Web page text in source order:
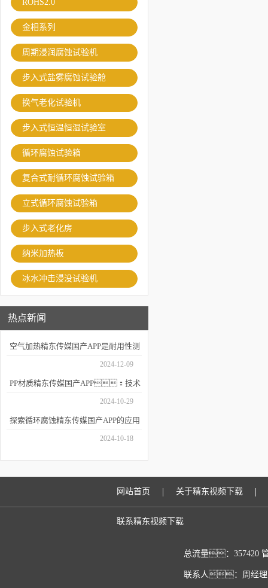
ROHS2.0
金相系列
周期浸润腐蚀试验机
步入式盐雾腐蚀试验舱
换气老化试验机
步入式恒温恒湿试验室
循环腐蚀试验箱
复合式耐循环腐蚀试验箱
立式循环腐蚀试验箱
步入式老化房
纳米加热板
冰水冲击浸没试验机
热点新闻
空气加热精东传媒国产APP是耐用性测
2024-12-09
PP材质精东传媒国产APP：技术
2024-10-29
探索循环腐蚀精东传媒国产APP的应用
2024-10-18
网站首页 | 关于精东视频下载 |
联系精东视频下载
总流量：357420
联系人：周经